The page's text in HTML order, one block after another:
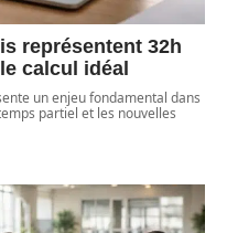
représentent 32h
calcul idéal
un enjeu fondamental dans
partiel et les nouvelles